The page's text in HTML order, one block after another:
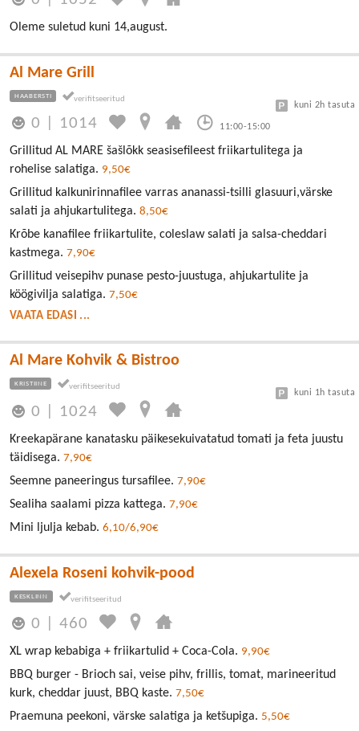
Oleme suletud kuni 14,august.
Al Mare Grill
HAABERSTI
0 1014 11:00-15:00
kuni 2h tasuta
Grillitud AL MARE šašlõkk seasisefileest friikartulitega ja
rohelise salatiga. 9,50€
Grillitud kalkunirinnafilee varras ananassi-tsilli glasuuri,värske
salati ja ahjukartulitega. 8,50€
Krõbe kanafilee friikartulite, coleslaw salati ja salsa-cheddari
kastmega. 7,90€
Grillitud veisepihv punase pesto-juustuga, ahjukartulite ja
köögivilja salatiga. 7,50€
VAATA EDASI ...
Al Mare Kohvik & Bistroo
KRISTIINE
0 1024
kuni 1h tasuta
Kreekapärane kanatasku päikesekuivatatud tomati ja feta juustu
täidisega. 7,90€
Seemne paneeringus tursafilee. 7,90€
Sealiha saalami pizza kattega. 7,90€
Mini ljulja kebab. 6,10/6,90€
Alexela Roseni kohvik-pood
KESKLINN
0 |460
XL wrap kebabiga + friikartulid + Coca-Cola. 9,90€
BBQ burger - Brioch sai, veise pihv, frillis, tomat, marineeritud
kurk, cheddar juust, BBQ kaste. 7,50€
Praemuna peekoni, värske salatiga ja ketšupiga. 5,50€